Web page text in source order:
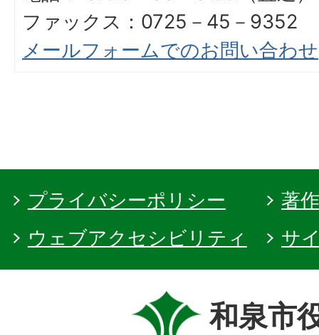
ファックス：0725－45－9352
メールフォームでのお問い合わせ
プライバシーポリシー
著
ウェブアクセシビリティ
サ
和泉市